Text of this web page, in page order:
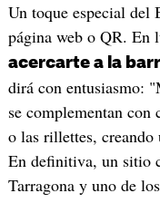
Un toque especial del
página web o QR. En
acercarte a la
dirá con entusiasmo:
se complementan con
o las rillettes, creando
En definitiva, un sitio
Tarragona y uno de